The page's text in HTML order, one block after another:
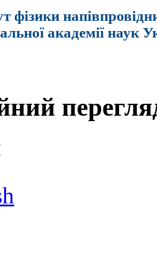
фізики
академії наук